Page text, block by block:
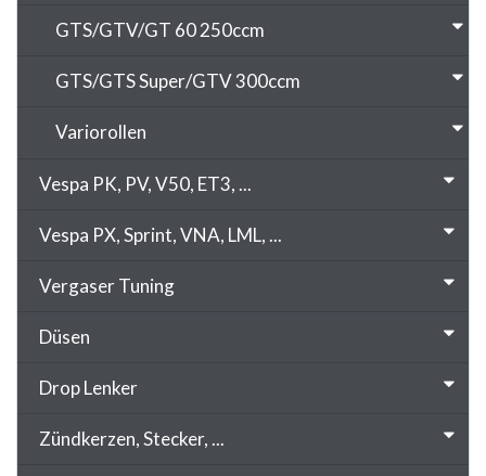
GTS/GTV/GT 60 250ccm
GTS/GTS Super/GTV 300ccm
Variorollen
Vespa PK, PV, V50, ET3, ...
Vespa PX, Sprint, VNA, LML, ...
Vergaser Tuning
Düsen
Drop Lenker
Zündkerzen, Stecker, ...